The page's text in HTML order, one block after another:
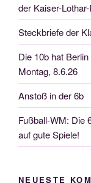
der Kaiser-
Steckbriefe der
Die 10b hat
Montag, 8.6.26
Anstoß in der 6b
Fußball-WM: Die
auf gute Spiele!
NEUESTE